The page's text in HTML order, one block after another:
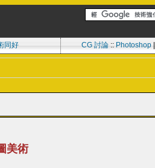
同好 CG 討論:: Photoshop|
美術